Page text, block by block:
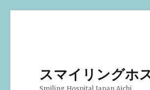
スマイリングホ